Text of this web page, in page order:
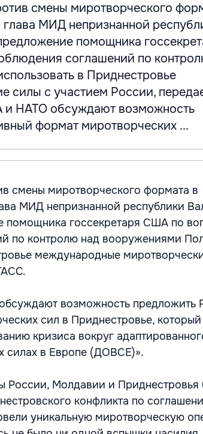
смены миротворческого
МИД непризнанной
помощника
соглашений по
в Приднестровье
силы с участием России,
НАТО обсуждают возможность
формат миротворческих ...
смены миротворческого формата в
МИД непризнанной республики
помощника госсекретаря США по
по контролю над вооружениями
международные
возможность предложить
сил в Приднестровье, который
кризиса вокруг
силах в Европе (ДОВСЕ)».
России, Молдавии и Приднестровья
конфликта по
уникальную миротворческую